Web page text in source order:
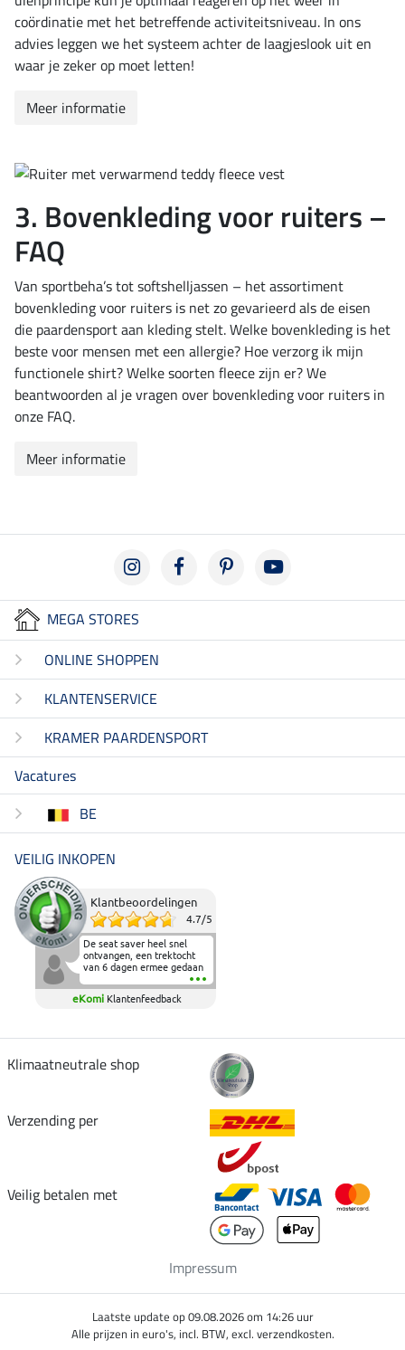
coördinatie met het betreffende activiteitsniveau. In ons
advies leggen we het systeem achter de laagjeslook uit en
waar je zeker op moet letten!
Meer informatie
3. Bovenkleding voor ruiters –
FAQ
Van sportbeha’s tot softshelljassen – het assortiment
bovenkleding voor ruiters is net zo gevarieerd als de eisen
die paardensport aan kleding stelt. Welke bovenkleding is het
beste voor mensen met een allergie? Hoe verzorg ik mijn
functionele shirt? Welke soorten fleece zijn er? We
beantwoorden al je vragen over bovenkleding voor ruiters in
onze FAQ.
Meer informatie
MEGA STORES
ONLINE SHOPPEN
KLANTENSERVICE
KRAMER PAARDENSPORT
Vacatures
BE
VEILIG INKOPEN
Klantbeoordelingen
4.7/5
De seat saver heel snel
ontvangen, een trektocht
van 6 dagen ermee gedaan
en deze heeft de beproeving
fantastisch doorstaan.
Heerlijk zacht om op te
elkaar in het zadel.
eKomi Klantenfeedback
Klimaatneutrale shop
Verzending per
Veilig betalen met
Impressum
Laatste update op 09.08.2026 om 14:26 uur
Alle prijzen in euro's, incl. BTW, excl. verzendkosten.